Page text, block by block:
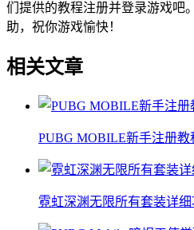
们提供的教程注册并登录游戏吧
助，祝你游戏愉快！
相关文章
PUBG MOBILE新手注册
霓虹深渊无限所有套装详